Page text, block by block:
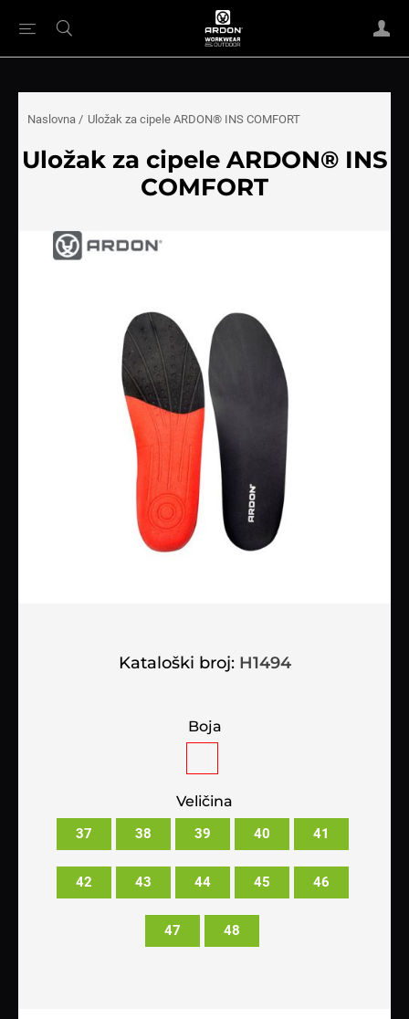
Naslovna / Uložak za cipele ARDON® INS COMFORT
Uložak za cipele ARDON® INS
COMFORT
Kataloški broj: H1494
Boja
Veličina
37 38 39 40 41
42 43 44 45 46
47 48